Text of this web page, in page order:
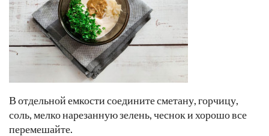
В отдельной емкости соедините сметану, горчицу,
соль, мелко нарезанную зелень, чеснок и хорошо все
перемешайте.